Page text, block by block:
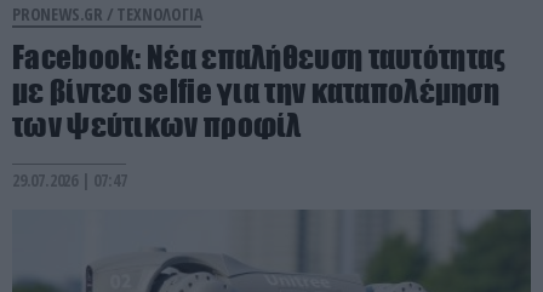
PRONEWS.GR / ΤΕΧΝΟΛΟΓΙΑ
Facebook: Νέα επαλήθευση ταυτότητας
με βίντεο selfie για την καταπολέμηση
των ψεύτικων προφίλ
29.07.2026 | 07:47